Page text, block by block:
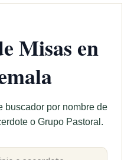
Misas en
buscador por nombre de
o Grupo Pastoral.